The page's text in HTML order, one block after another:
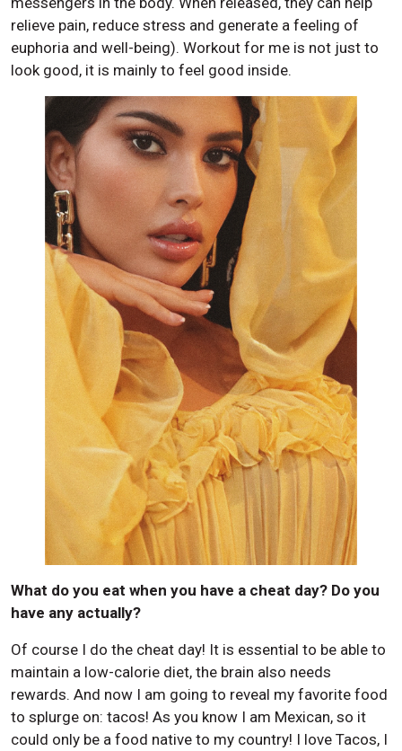
relieve pain, reduce stress and generate a feeling of
euphoria and well-being). Workout for me is not just to
look good, it is mainly to feel good inside.
What do you eat when you have a cheat day? Do you
have any actually?
Of course I do the cheat day! It is essential to be able to
maintain a low-calorie diet, the brain also needs
rewards. And now I am going to reveal my favorite food
to splurge on: tacos! As you know I am Mexican, so it
could only be a food native to my country! I love Tacos, I